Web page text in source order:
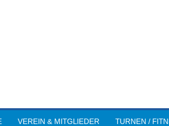
VEREIN & MITGLIEDER TURNEN /